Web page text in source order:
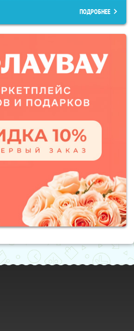
ПОДРОБНЕЕ